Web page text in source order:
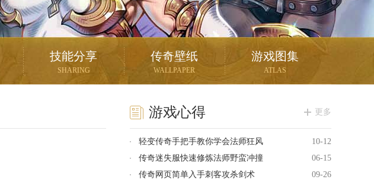
技能分享
SHARING
传奇壁纸
WALLPAPER
游戏图集
ATLAS
更多
游戏心得
10-12
轻变传奇手把手教你学会法师狂风
06-15
传奇迷失服快速修炼法师野蛮冲撞
09-26
传奇网页简单入手刺客攻杀剑术